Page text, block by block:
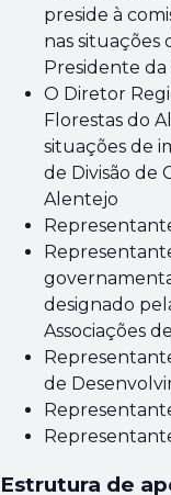
preside à
nas situações
Presidente da
O Diretor
Florestas do
situações de
de Divisão de
Alentejo
designado
Associações
de
Estrutura de